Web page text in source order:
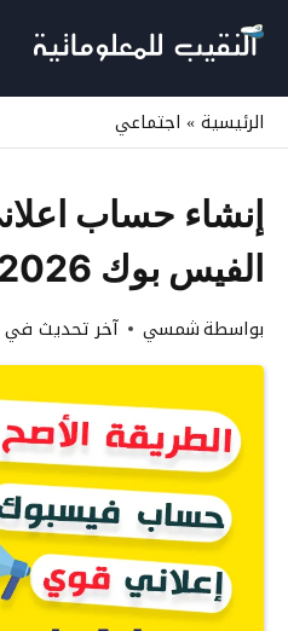
التجاوز
المحتوى
الرئيسية» اجتماعي
إنشاء حساب
الفيس بوك 2026
بواسطةشمسي آخر تحديث في